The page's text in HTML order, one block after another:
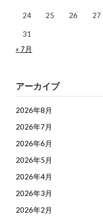
24 25 26 27
31
« 7月
アーカイブ
2026年8月
2026年7月
2026年6月
2026年5月
2026年4月
2026年3月
2026年2月